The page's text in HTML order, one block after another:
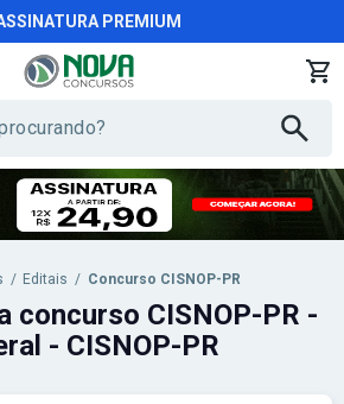
PREMIUM
/ Editais / Concurso CISNOP-PR
concurso CISNOP-PR -
- CISNOP-PR